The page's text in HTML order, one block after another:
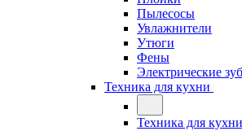
Пылесосы
Увлажнители
Утюги
Фены
Электрические
Техника для кухни
Техника для кухни